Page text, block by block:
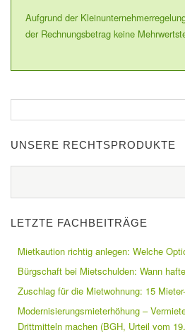
Aufgrund der
der Rechnungsbetrag keine
UNSERE RECHTSPRODUKTE
LETZTE FACHBEITRÄGE
Mietkaution richtig anlegen: Welche
Bürgschaft bei Mietschulden: Wann
Zuschlag für die Mietwohnung: 15
Modernisierungsmieterhöhung –
Drittmitteln machen (BGH, Urteil vom